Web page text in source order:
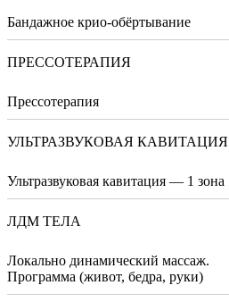
Бандажное крио-обёртывание
ПРЕССОТЕРАПИЯ
Прессотерапия
УЛЬТРАЗВУКОВАЯ КАВИТАЦИЯ
Ультразвуковая кавитация — 1 зона
ЛДМ ТЕЛА
Локально динамический массаж.
Программа (живот, бедра, руки)